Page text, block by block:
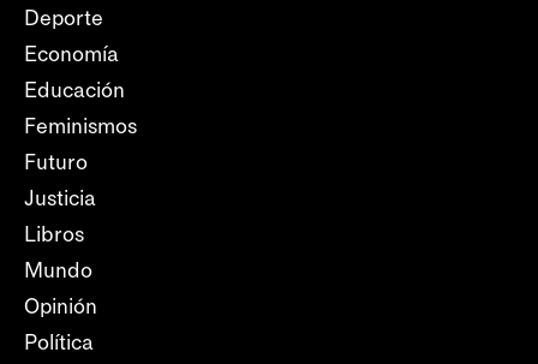
Deporte
Economía
Educación
Feminismos
Futuro
Justicia
Libros
Mundo
Opinión
Política